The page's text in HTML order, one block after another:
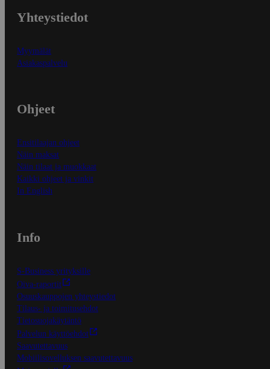
Yhteystiedot
Myymälät
Asiakaspalvelu
Ohjeet
Ensitilaajan ohjeet
Näin maksat
Näin tilaat ja muokkaat
Kaikki ohjeet ja vinkit
In English
Info
S-Business yrityksille
Oiva-raportit
Osuuskauppojen yhteystiedot
Tilaus- ja toimitusehdot
Tietosuojakäytäntö
Palvelun käyttöehdot
Saavutettavuus
Mobiilisovelluksen saavutettavuus